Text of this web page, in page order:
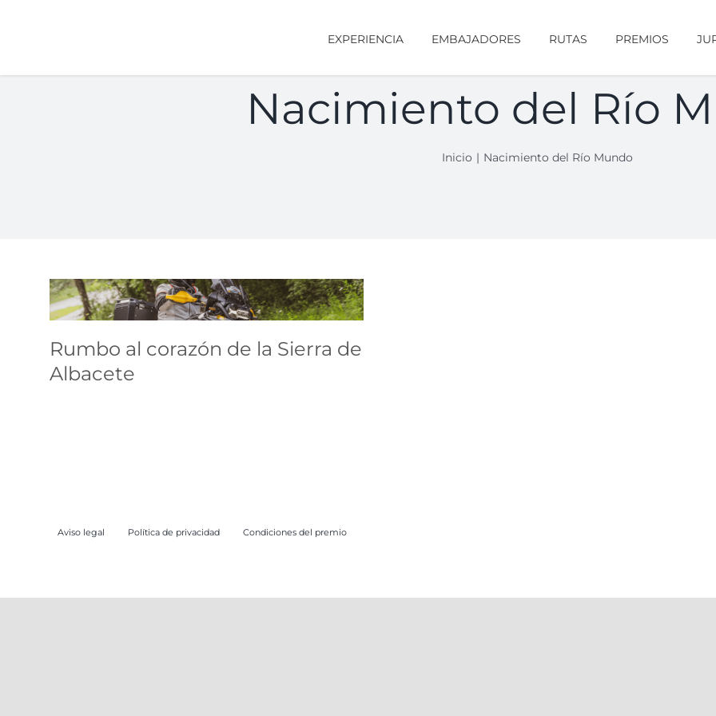
EXPERIENCIA EMBAJADORES RUTAS PREMIOS
Nacimiento del Río
Inicio Nacimiento del Río Mundo
Rumbo al corazón de la
Sierra de Albacete
Rumbo al corazón de la Sierra de
Albacete
Aviso legal Política de privacidad Condiciones del premio